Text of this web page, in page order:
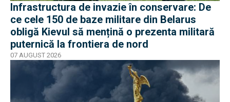
Infrastructura de invazie în conservare: De
ce cele 150 de baze militare din Belarus
obligă Kievul să mențină o prezenta militară
puternică la frontiera de nord
07 AUGUST 2026